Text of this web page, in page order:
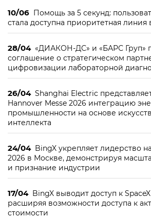
10/06 Помощь за 5 секунд:
стала доступна приоритетная линия
28/04 «ДИАКОН-ДС» и «БАРС Груп»
соглашение о стратегическом
цифровизации лабораторной
26/04 Shanghai Electric
Hannover Messe 2026 интеграцию
промышленности на основе
интеллекта
24/04 BingX укрепляет лидерство
2026 в Москве, демонстрируя
и признание индустрии
17/04 BingX выводит доступ к
расширяя возможности доступа к
стоимости